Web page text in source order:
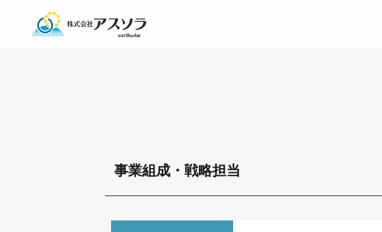
事業組成・戦略担当